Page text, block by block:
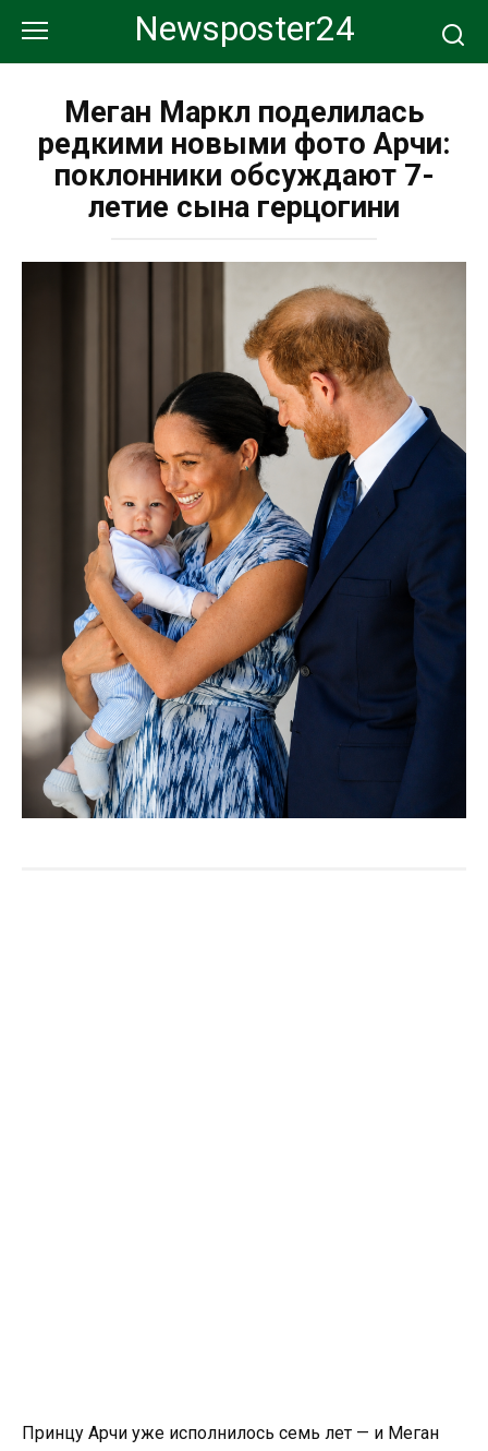
контенту
Newsposter24
Меган Маркл поделилась
редкими новыми фото Арчи:
поклонники обсуждают 7-
летие сына герцогини
Принцу Арчи уже исполнилось семь лет — и Меган